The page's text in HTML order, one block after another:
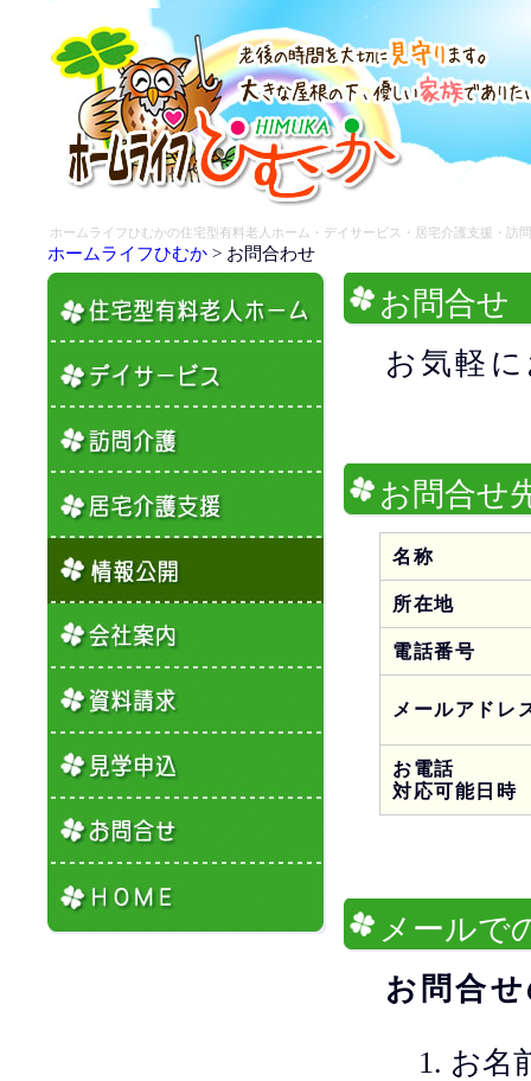
ホームライフひむかの住宅型有料老人ホーム・デイサービス・居宅介護支援・訪
ホームライフひむか > お問合わせ
お問合せ
お気軽
お問合せ
名称
所在地
電話番号
メールアドレ
お電話
対応可能日時
メ ールで
お問合
お名